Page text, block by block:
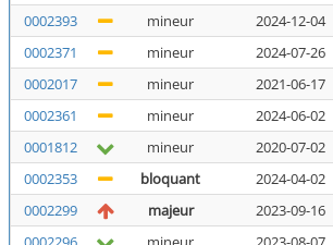
0002393
mineur 2024-12-04
0002371
mineur 2024-07-26
0002017
mineur 2021-06-17
0002361
mineur 2024-06-02
0001812
mineur 2020-07-02
0002353
bloquant 2024-04-02
0002299
majeur 2023-09-16